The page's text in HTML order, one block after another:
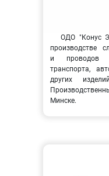
ОДО "Конус
производстве
и проводов
транспорта,
других
Минске.